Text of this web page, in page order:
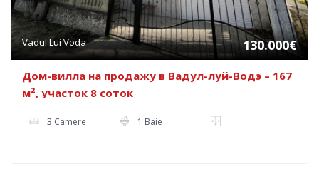
Vadul Lui Voda 130.000€
Дом-вилла на продажу в Вадул-луй-Водэ – 167
м², участок 8 соток
3 Camere 1 Baie